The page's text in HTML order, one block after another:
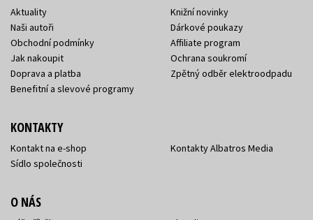
Aktuality
Naši autoři
Obchodní podmínky
Jak nakoupit
Doprava a platba
Benefitní a slevové programy
Knižní novinky
Dárkové poukazy
Affiliate program
Ochrana soukromí
Zpětný odběr elektroodpadu
KONTAKTY
Kontakt na e-shop
Sídlo společnosti
Kontakty Albatros Media
O NÁS